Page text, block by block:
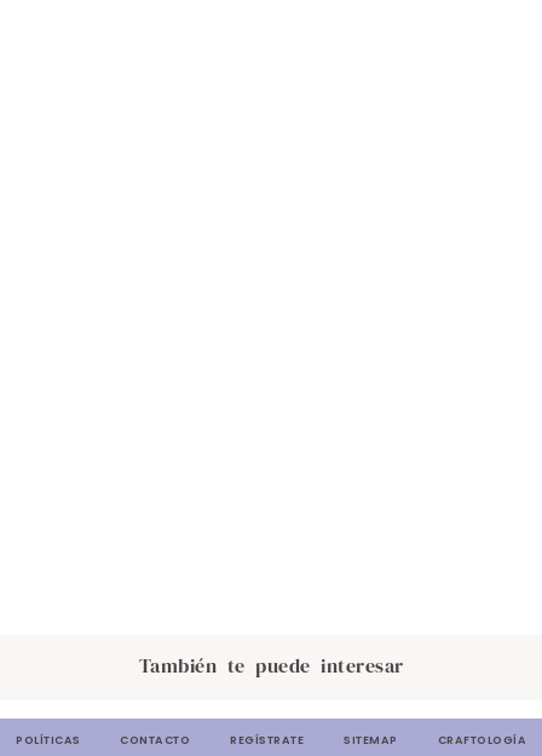
También te puede interesar
POLÍTICAS CONTACTO REGÍSTRATE SITEMAP CRAFTOLOGÍA